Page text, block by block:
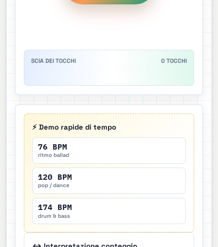
SCIA DEI TOCCHI 0TOCCHI
⚡ Demo rapide di tempo
76 BPM
ritmo ballad
120 BPM
pop / dance
174 BPM
drum & bass